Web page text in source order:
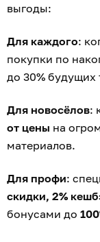
выгоды:
Для каждого:
покупки по
до 30% будущих
Для новосёлов:
от цены на
материалов.
Для профи:
скидки, 2%
бонусами до